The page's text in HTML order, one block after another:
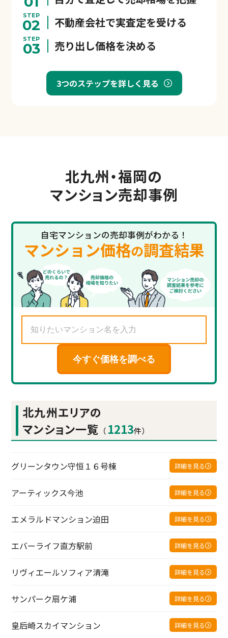
STEP
02 不動産会社で実査定を受ける
STEP
03 売り出し価格を決める
3つのステップを詳しく見る
北九州・福岡の
マンション売却事例
自宅マンションの売却事例がわかる！
マンション価格の調査結果
今すぐ価格を調べる
北九州エリアの
マンション一覧 （ 1213件）
グリーンタウン守恒１６号棟 詳細を見る
アーティックス今池 詳細を見る
エメラルドマンション迫田 詳細を見る
エバーライフ直方駅前 詳細を見る
リヴィエールソフィア清滝 詳細を見る
サンパーク扇ケ浦 詳細を見る
皇后崎スカイマンション 詳細を見る